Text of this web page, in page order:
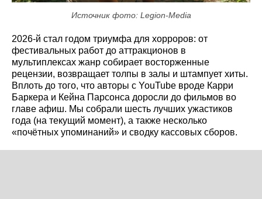
Источник фото: Legion-Media
2026-й стал годом триумфа для хорроров: от
фестивальных работ до аттракционов в
мультиплексах жанр собирает восторженные
рецензии, возвращает толпы в залы и штампует хиты.
Вплоть до того, что авторы с YouTube вроде Карри
Баркера и Кейна Парсонса доросли до фильмов во
главе афиш. Мы собрали шесть лучших ужастиков
года (на текущий момент), а также несколько
«почётных упоминаний» и сводку кассовых сборов.